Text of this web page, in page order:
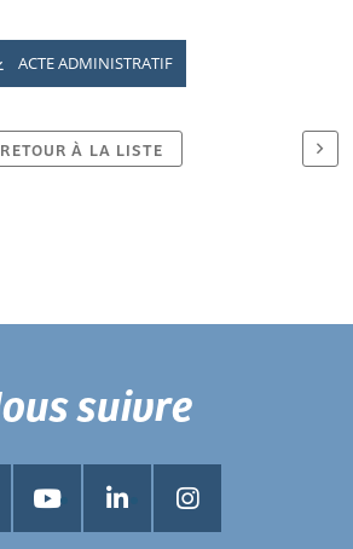
ACTE ADMINISTRATIF
RETOUR À LA LISTE
suivre